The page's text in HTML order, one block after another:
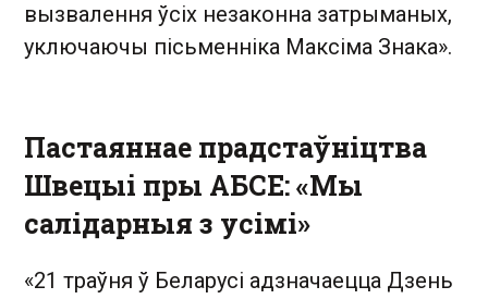
вызвалення ўсіх незаконна затрыманых,
уключаючы пісьменніка Максіма Знака».
Пастаяннае прадстаўніцтва
Швецыі пры АБСЕ: «Мы
салідарныя з усімі»
«21 траўня ў Беларусі адзначаецца Дзень